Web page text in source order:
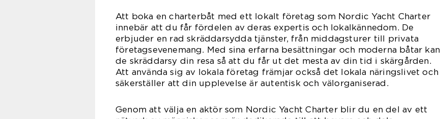
Att boka en charterbåt med ett lokalt företag som Nordic Yacht Charter
innebär att du får fördelen av deras expertis och lokalkännedom. De
erbjuder en rad skräddarsydda tjänster, från middagsturer till privata
företagsevenemang. Med sina erfarna besättningar och moderna båtar kan
de skräddarsy din resa så att du får ut det mesta av din tid i skärgården.
Att använda sig av lokala företag främjar också det lokala näringslivet och
säkerställer att din upplevelse är autentisk och välorganiserad.
Genom att välja en aktör som Nordic Yacht Charter blir du en del av ett